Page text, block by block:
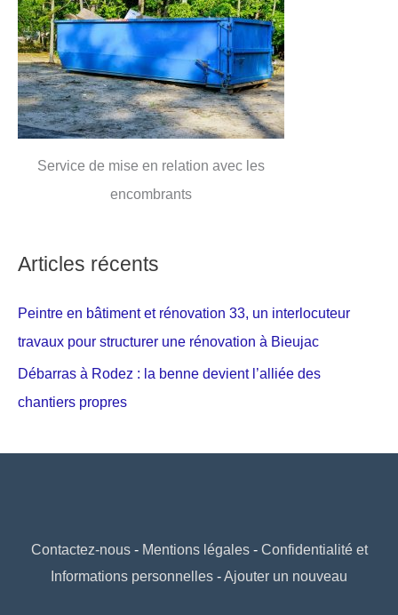
Service de mise en relation avec les
encombrants
Articles récents
Peintre en bâtiment et rénovation 33, un interlocuteur
travaux pour structurer une rénovation à Bieujac
Débarras à Rodez : la benne devient l’alliée des
chantiers propres
Contactez-nous- Mentions légales- Confidentialité et
Informations personnelles -Ajouter un nouveau